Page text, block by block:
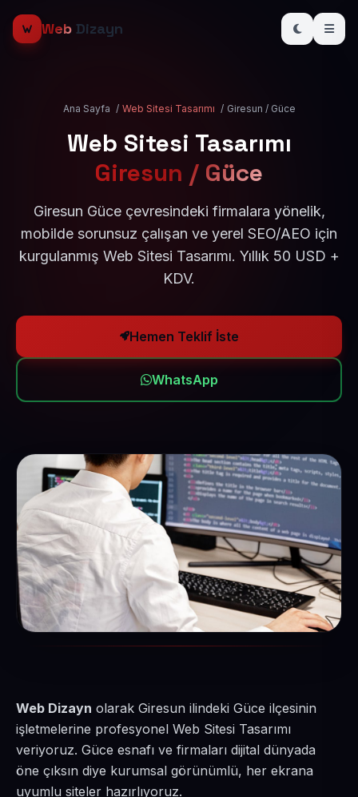
Web Dizayn
Ana Sayfa / Web Sitesi Tasarımı / Giresun / Güce
Web Sitesi Tasarımı
Giresun / Güce
Giresun Güce çevresindeki firmalara yönelik,
mobilde sorunsuz çalışan ve yerel SEO/AEO için
kurgulanmış Web Sitesi Tasarımı. Yıllık 50 USD +
KDV.
Hemen Teklif İste
WhatsApp
Web Dizayn olarak Giresun ilindeki Güce ilçesinin
işletmelerine profesyonel Web Sitesi Tasarımı
veriyoruz. Güce esnafı ve firmaları dijital dünyada
öne çıksın diye kurumsal görünümlü, her ekrana
uyumlu siteler hazırlıyoruz.